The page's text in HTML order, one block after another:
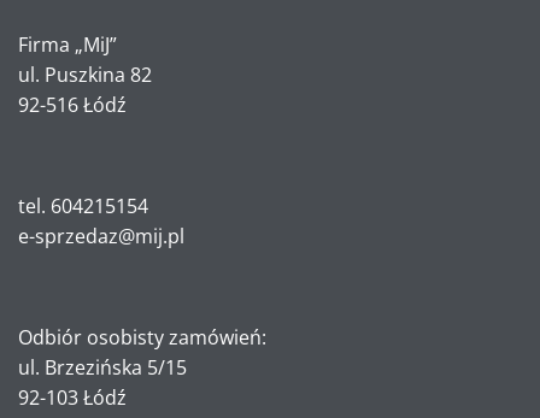
Firma „MiJ”
ul. Puszkina 82
92-516 Łódź
tel. 604215154
e-sprzedaz@mij.pl
Odbiór osobisty zamówień:
ul. Brzezińska 5/15
92-103 Łódź